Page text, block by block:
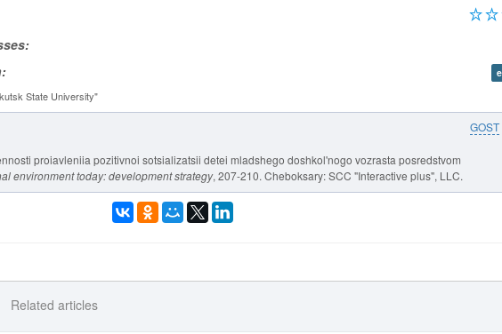
State University"
GOST
proiavleniia pozitivnoi sotsializatsii detei mladshego doshkol'nogo vozrasta posredstvom
environment today: development strategy, 207-210. Cheboksary: SCC "Interactive plus", LLC.
Related articles